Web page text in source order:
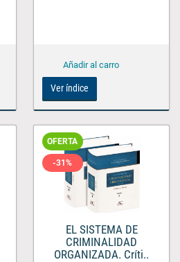
Ver índice
OFERTA
-31%
EL SISTEMA DE
CRIMINALIDAD
ORGANIZADA. Críti..